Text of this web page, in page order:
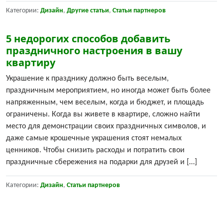
Категории: Дизайн, Другие статьи, Статьи партнеров
5 недорогих способов добавить
праздничного настроения в вашу
квартиру
Украшение к празднику должно быть веселым,
праздничным мероприятием, но иногда может быть более
напряженным, чем веселым, когда и бюджет, и площадь
ограничены. Когда вы живете в квартире, сложно найти
место для демонстрации своих праздничных символов, и
даже самые крошечные украшения стоят немалых
ценников. Чтобы снизить расходы и потратить свои
праздничные сбережения на подарки для друзей и […]
Категории: Дизайн, Статьи партнеров